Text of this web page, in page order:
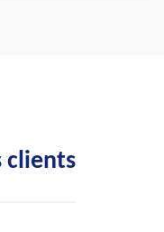
clients